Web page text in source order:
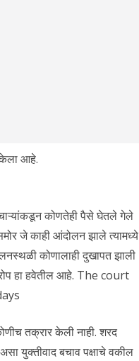
केला आहे.
कोणतेही पैसे घेतले गेले
जे काही आंदोलन झाले त्यामध्ये
कोणालाही दुखापत झाली
हा हवेतील आहे. The court
तक्रार केली नाही. शरद
युक्तीवाद बचाव पक्षाचे वकील